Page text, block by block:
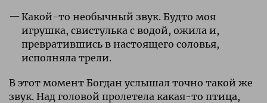
Какой-то необычный звук. Будто моя
игрушка, свистулька с водой, ожила и,
превратившись в настоящего соловья,
исполняла трели.
В этот момент Богдан услышал точно такой же
звук. Над головой пролетела какая-то птица,